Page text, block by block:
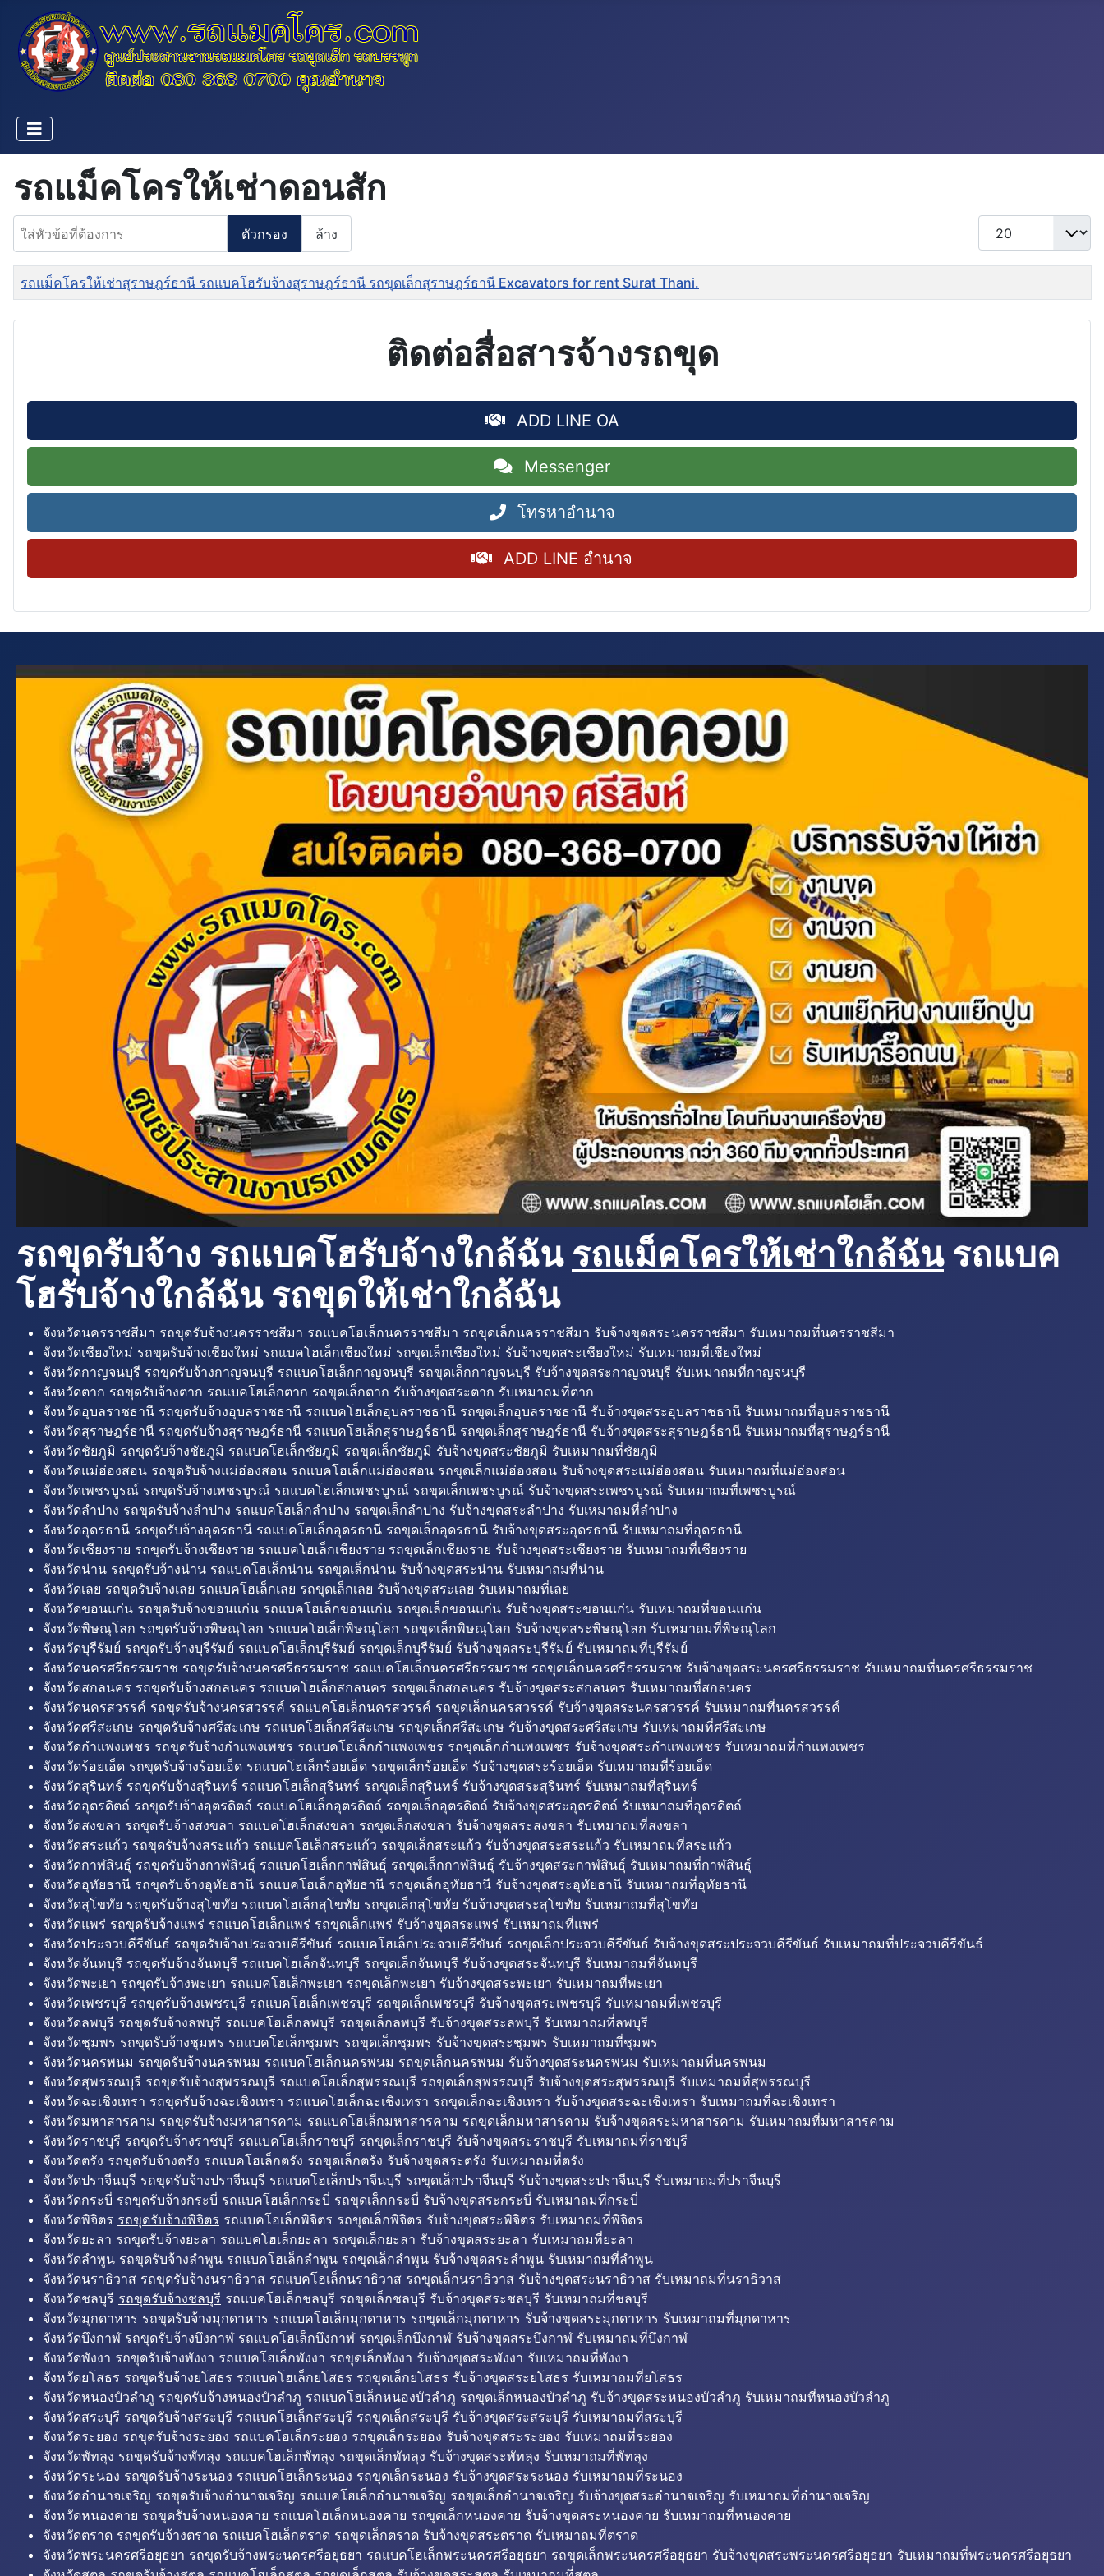
รถแม็คโครให้เช่าดอนสัก
ใส่หัวข้อที่ต้องการ
ตัวกรอง ล้าง
แสดง #
ชื่อ
รถแม็คโครให้เช่าสุราษฎร์ธานี รถแบคโฮรับจ้างสุราษฎร์ธานี รถขุดเล็กสุราษฎร์ธานี Excavators for rent Surat Thani.
ติดต่อสื่อสารจ้างรถขุด
ADD LINE OA
Messenger
โทรหาอำนาจ
ADD LINE อำนาจ
รถขุดรับจ้าง รถแบคโฮรับจ้างใกล้ฉัน รถแม็คโครให้เช่าใกล้ฉันรถแบค
โฮรับจ้างใกล้ฉัน รถขุดให้เช่าใกล้ฉัน
จังหวัดนครราชสีมา รถขุดรับจ้างนครราชสีมา รถแบคโฮเล็กนครราชสีมา รถขุดเล็กนครราชสีมา รับจ้างขุดสระนครราชสีมา รับเหมาถมที่นครราชสีมา
จังหวัดเชียงใหม่ รถขุดรับจ้างเชียงใหม่ รถแบคโฮเล็กเชียงใหม่ รถขุดเล็กเชียงใหม่ รับจ้างขุดสระเชียงใหม่ รับเหมาถมที่เชียงใหม่
จังหวัดกาญจนบุรี รถขุดรับจ้างกาญจนบุรี รถแบคโฮเล็กกาญจนบุรี รถขุดเล็กกาญจนบุรี รับจ้างขุดสระกาญจนบุรี รับเหมาถมที่กาญจนบุรี
จังหวัดตาก รถขุดรับจ้างตาก รถแบคโฮเล็กตาก รถขุดเล็กตาก รับจ้างขุดสระตาก รับเหมาถมที่ตาก
จังหวัดอุบลราชธานี รถขุดรับจ้างอุบลราชธานี รถแบคโฮเล็กอุบลราชธานี รถขุดเล็กอุบลราชธานี รับจ้างขุดสระอุบลราชธานี รับเหมาถมที่อุบลราชธานี
จังหวัดสุราษฎร์ธานี รถขุดรับจ้างสุราษฎร์ธานี รถแบคโฮเล็กสุราษฎร์ธานี รถขุดเล็กสุราษฎร์ธานี รับจ้างขุดสระสุราษฎร์ธานี รับเหมาถมที่สุราษฎร์ธานี
จังหวัดชัยภูมิ รถขุดรับจ้างชัยภูมิ รถแบคโฮเล็กชัยภูมิ รถขุดเล็กชัยภูมิ รับจ้างขุดสระชัยภูมิ รับเหมาถมที่ชัยภูมิ
จังหวัดแม่ฮ่องสอน รถขุดรับจ้างแม่ฮ่องสอน รถแบคโฮเล็กแม่ฮ่องสอน รถขุดเล็กแม่ฮ่องสอน รับจ้างขุดสระแม่ฮ่องสอน รับเหมาถมที่แม่ฮ่องสอน
จังหวัดเพชรบูรณ์ รถขุดรับจ้างเพชรบูรณ์ รถแบคโฮเล็กเพชรบูรณ์ รถขุดเล็กเพชรบูรณ์ รับจ้างขุดสระเพชรบูรณ์ รับเหมาถมที่เพชรบูรณ์
จังหวัดลำปาง รถขุดรับจ้างลำปาง รถแบคโฮเล็กลำปาง รถขุดเล็กลำปาง รับจ้างขุดสระลำปาง รับเหมาถมที่ลำปาง
จังหวัดอุดรธานี รถขุดรับจ้างอุดรธานี รถแบคโฮเล็กอุดรธานี รถขุดเล็กอุดรธานี รับจ้างขุดสระอุดรธานี รับเหมาถมที่อุดรธานี
จังหวัดเชียงราย รถขุดรับจ้างเชียงราย รถแบคโฮเล็กเชียงราย รถขุดเล็กเชียงราย รับจ้างขุดสระเชียงราย รับเหมาถมที่เชียงราย
จังหวัดน่าน รถขุดรับจ้างน่าน รถแบคโฮเล็กน่าน รถขุดเล็กน่าน รับจ้างขุดสระน่าน รับเหมาถมที่น่าน
จังหวัดเลย รถขุดรับจ้างเลย รถแบคโฮเล็กเลย รถขุดเล็กเลย รับจ้างขุดสระเลย รับเหมาถมที่เลย
จังหวัดขอนแก่น รถขุดรับจ้างขอนแก่น รถแบคโฮเล็กขอนแก่น รถขุดเล็กขอนแก่น รับจ้างขุดสระขอนแก่น รับเหมาถมที่ขอนแก่น
จังหวัดพิษณุโลก รถขุดรับจ้างพิษณุโลก รถแบคโฮเล็กพิษณุโลก รถขุดเล็กพิษณุโลก รับจ้างขุดสระพิษณุโลก รับเหมาถมที่พิษณุโลก
จังหวัดบุรีรัมย์ รถขุดรับจ้างบุรีรัมย์ รถแบคโฮเล็กบุรีรัมย์ รถขุดเล็กบุรีรัมย์ รับจ้างขุดสระบุรีรัมย์ รับเหมาถมที่บุรีรัมย์
จังหวัดนครศรีธรรมราช รถขุดรับจ้างนครศรีธรรมราช รถแบคโฮเล็กนครศรีธรรมราช รถขุดเล็กนครศรีธรรมราช รับจ้างขุดสระนครศรีธรรมราช รับเหมาถมที่นครศรีธรรมราช
จังหวัดสกลนคร รถขุดรับจ้างสกลนคร รถแบคโฮเล็กสกลนคร รถขุดเล็กสกลนคร รับจ้างขุดสระสกลนคร รับเหมาถมที่สกลนคร
จังหวัดนครสวรรค์ รถขุดรับจ้างนครสวรรค์ รถแบคโฮเล็กนครสวรรค์ รถขุดเล็กนครสวรรค์ รับจ้างขุดสระนครสวรรค์ รับเหมาถมที่นครสวรรค์
จังหวัดศรีสะเกษ รถขุดรับจ้างศรีสะเกษ รถแบคโฮเล็กศรีสะเกษ รถขุดเล็กศรีสะเกษ รับจ้างขุดสระศรีสะเกษ รับเหมาถมที่ศรีสะเกษ
จังหวัดกำแพงเพชร รถขุดรับจ้างกำแพงเพชร รถแบคโฮเล็กกำแพงเพชร รถขุดเล็กกำแพงเพชร รับจ้างขุดสระกำแพงเพชร รับเหมาถมที่กำแพงเพชร
จังหวัดร้อยเอ็ด รถขุดรับจ้างร้อยเอ็ด รถแบคโฮเล็กร้อยเอ็ด รถขุดเล็กร้อยเอ็ด รับจ้างขุดสระร้อยเอ็ด รับเหมาถมที่ร้อยเอ็ด
จังหวัดสุรินทร์ รถขุดรับจ้างสุรินทร์ รถแบคโฮเล็กสุรินทร์ รถขุดเล็กสุรินทร์ รับจ้างขุดสระสุรินทร์ รับเหมาถมที่สุรินทร์
จังหวัดอุตรดิตถ์ รถขุดรับจ้างอุตรดิตถ์ รถแบคโฮเล็กอุตรดิตถ์ รถขุดเล็กอุตรดิตถ์ รับจ้างขุดสระอุตรดิตถ์ รับเหมาถมที่อุตรดิตถ์
จังหวัดสงขลา รถขุดรับจ้างสงขลา รถแบคโฮเล็กสงขลา รถขุดเล็กสงขลา รับจ้างขุดสระสงขลา รับเหมาถมที่สงขลา
จังหวัดสระแก้ว รถขุดรับจ้างสระแก้ว รถแบคโฮเล็กสระแก้ว รถขุดเล็กสระแก้ว รับจ้างขุดสระสระแก้ว รับเหมาถมที่สระแก้ว
จังหวัดกาฬสินธุ์ รถขุดรับจ้างกาฬสินธุ์ รถแบคโฮเล็กกาฬสินธุ์ รถขุดเล็กกาฬสินธุ์ รับจ้างขุดสระกาฬสินธุ์ รับเหมาถมที่กาฬสินธุ์
จังหวัดอุทัยธานี รถขุดรับจ้างอุทัยธานี รถแบคโฮเล็กอุทัยธานี รถขุดเล็กอุทัยธานี รับจ้างขุดสระอุทัยธานี รับเหมาถมที่อุทัยธานี
จังหวัดสุโขทัย รถขุดรับจ้างสุโขทัย รถแบคโฮเล็กสุโขทัย รถขุดเล็กสุโขทัย รับจ้างขุดสระสุโขทัย รับเหมาถมที่สุโขทัย
จังหวัดแพร่ รถขุดรับจ้างแพร่ รถแบคโฮเล็กแพร่ รถขุดเล็กแพร่ รับจ้างขุดสระแพร่ รับเหมาถมที่แพร่
จังหวัดประจวบคีรีขันธ์ รถขุดรับจ้างประจวบคีรีขันธ์ รถแบคโฮเล็กประจวบคีรีขันธ์ รถขุดเล็กประจวบคีรีขันธ์ รับจ้างขุดสระประจวบคีรีขันธ์ รับเหมาถมที่ประจวบคีรีขันธ์
จังหวัดจันทบุรี รถขุดรับจ้างจันทบุรี รถแบคโฮเล็กจันทบุรี รถขุดเล็กจันทบุรี รับจ้างขุดสระจันทบุรี รับเหมาถมที่จันทบุรี
จังหวัดพะเยา รถขุดรับจ้างพะเยา รถแบคโฮเล็กพะเยา รถขุดเล็กพะเยา รับจ้างขุดสระพะเยา รับเหมาถมที่พะเยา
จังหวัดเพชรบุรี รถขุดรับจ้างเพชรบุรี รถแบคโฮเล็กเพชรบุรี รถขุดเล็กเพชรบุรี รับจ้างขุดสระเพชรบุรี รับเหมาถมที่เพชรบุรี
จังหวัดลพบุรี รถขุดรับจ้างลพบุรี รถแบคโฮเล็กลพบุรี รถขุดเล็กลพบุรี รับจ้างขุดสระลพบุรี รับเหมาถมที่ลพบุรี
จังหวัดชุมพร รถขุดรับจ้างชุมพร รถแบคโฮเล็กชุมพร รถขุดเล็กชุมพร รับจ้างขุดสระชุมพร รับเหมาถมที่ชุมพร
จังหวัดนครพนม รถขุดรับจ้างนครพนม รถแบคโฮเล็กนครพนม รถขุดเล็กนครพนม รับจ้างขุดสระนครพนม รับเหมาถมที่นครพนม
จังหวัดสุพรรณบุรี รถขุดรับจ้างสุพรรณบุรี รถแบคโฮเล็กสุพรรณบุรี รถขุดเล็กสุพรรณบุรี รับจ้างขุดสระสุพรรณบุรี รับเหมาถมที่สุพรรณบุรี
จังหวัดฉะเชิงเทรา รถขุดรับจ้างฉะเชิงเทรา รถแบคโฮเล็กฉะเชิงเทรา รถขุดเล็กฉะเชิงเทรา รับจ้างขุดสระฉะเชิงเทรา รับเหมาถมที่ฉะเชิงเทรา
จังหวัดมหาสารคาม รถขุดรับจ้างมหาสารคาม รถแบคโฮเล็กมหาสารคาม รถขุดเล็กมหาสารคาม รับจ้างขุดสระมหาสารคาม รับเหมาถมที่มหาสารคาม
จังหวัดราชบุรี รถขุดรับจ้างราชบุรี รถแบคโฮเล็กราชบุรี รถขุดเล็กราชบุรี รับจ้างขุดสระราชบุรี รับเหมาถมที่ราชบุรี
จังหวัดตรัง รถขุดรับจ้างตรัง รถแบคโฮเล็กตรัง รถขุดเล็กตรัง รับจ้างขุดสระตรัง รับเหมาถมที่ตรัง
จังหวัดปราจีนบุรี รถขุดรับจ้างปราจีนบุรี รถแบคโฮเล็กปราจีนบุรี รถขุดเล็กปราจีนบุรี รับจ้างขุดสระปราจีนบุรี รับเหมาถมที่ปราจีนบุรี
จังหวัดกระบี่ รถขุดรับจ้างกระบี่ รถแบคโฮเล็กกระบี่ รถขุดเล็กกระบี่ รับจ้างขุดสระกระบี่ รับเหมาถมที่กระบี่
จังหวัดพิจิตร รถขุดรับจ้างพิจิตร รถแบคโฮเล็กพิจิตร รถขุดเล็กพิจิตร รับจ้างขุดสระพิจิตร รับเหมาถมที่พิจิตร
จังหวัดยะลา รถขุดรับจ้างยะลา รถแบคโฮเล็กยะลา รถขุดเล็กยะลา รับจ้างขุดสระยะลา รับเหมาถมที่ยะลา
จังหวัดลำพูน รถขุดรับจ้างลำพูน รถแบคโฮเล็กลำพูน รถขุดเล็กลำพูน รับจ้างขุดสระลำพูน รับเหมาถมที่ลำพูน
จังหวัดนราธิวาส รถขุดรับจ้างนราธิวาส รถแบคโฮเล็กนราธิวาส รถขุดเล็กนราธิวาส รับจ้างขุดสระนราธิวาส รับเหมาถมที่นราธิวาส
จังหวัดชลบุรี รถขุดรับจ้างชลบุรี รถแบคโฮเล็กชลบุรี รถขุดเล็กชลบุรี รับจ้างขุดสระชลบุรี รับเหมาถมที่ชลบุรี
จังหวัดมุกดาหาร รถขุดรับจ้างมุกดาหาร รถแบคโฮเล็กมุกดาหาร รถขุดเล็กมุกดาหาร รับจ้างขุดสระมุกดาหาร รับเหมาถมที่มุกดาหาร
จังหวัดบึงกาฬ รถขุดรับจ้างบึงกาฬ รถแบคโฮเล็กบึงกาฬ รถขุดเล็กบึงกาฬ รับจ้างขุดสระบึงกาฬ รับเหมาถมที่บึงกาฬ
จังหวัดพังงา รถขุดรับจ้างพังงา รถแบคโฮเล็กพังงา รถขุดเล็กพังงา รับจ้างขุดสระพังงา รับเหมาถมที่พังงา
จังหวัดยโสธร รถขุดรับจ้างยโสธร รถแบคโฮเล็กยโสธร รถขุดเล็กยโสธร รับจ้างขุดสระยโสธร รับเหมาถมที่ยโสธร
จังหวัดหนองบัวลำภู รถขุดรับจ้างหนองบัวลำภู รถแบคโฮเล็กหนองบัวลำภู รถขุดเล็กหนองบัวลำภู รับจ้างขุดสระหนองบัวลำภู รับเหมาถมที่หนองบัวลำภู
จังหวัดสระบุรี รถขุดรับจ้างสระบุรี รถแบคโฮเล็กสระบุรี รถขุดเล็กสระบุรี รับจ้างขุดสระสระบุรี รับเหมาถมที่สระบุรี
จังหวัดระยอง รถขุดรับจ้างระยอง รถแบคโฮเล็กระยอง รถขุดเล็กระยอง รับจ้างขุดสระระยอง รับเหมาถมที่ระยอง
จังหวัดพัทลุง รถขุดรับจ้างพัทลุง รถแบคโฮเล็กพัทลุง รถขุดเล็กพัทลุง รับจ้างขุดสระพัทลุง รับเหมาถมที่พัทลุง
จังหวัดระนอง รถขุดรับจ้างระนอง รถแบคโฮเล็กระนอง รถขุดเล็กระนอง รับจ้างขุดสระระนอง รับเหมาถมที่ระนอง
จังหวัดอำนาจเจริญ รถขุดรับจ้างอำนาจเจริญ รถแบคโฮเล็กอำนาจเจริญ รถขุดเล็กอำนาจเจริญ รับจ้างขุดสระอำนาจเจริญ รับเหมาถมที่อำนาจเจริญ
จังหวัดหนองคาย รถขุดรับจ้างหนองคาย รถแบคโฮเล็กหนองคาย รถขุดเล็กหนองคาย รับจ้างขุดสระหนองคาย รับเหมาถมที่หนองคาย
จังหวัดตราด รถขุดรับจ้างตราด รถแบคโฮเล็กตราด รถขุดเล็กตราด รับจ้างขุดสระตราด รับเหมาถมที่ตราด
จังหวัดพระนครศรีอยุธยา รถขุดรับจ้างพระนครศรีอยุธยา รถแบคโฮเล็กพระนครศรีอยุธยา รถขุดเล็กพระนครศรีอยุธยา รับจ้างขุดสระพระนครศรีอยุธยา รับเหมาถมที่พระนครศรีอยุธยา